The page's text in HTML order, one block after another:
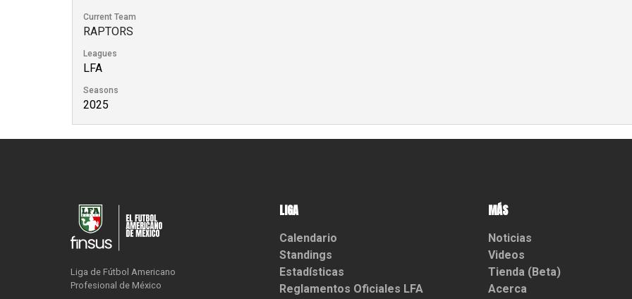
Current Team
RAPTORS
Leagues
LFA
Seasons
2025
Liga de Fútbol Americano
Profesional de México
LIGA
Calendario
Standings
Estadísticas
Reglamentos Oficiales LFA
MÁS
Noticias
Videos
Tienda (Beta)
Acerca